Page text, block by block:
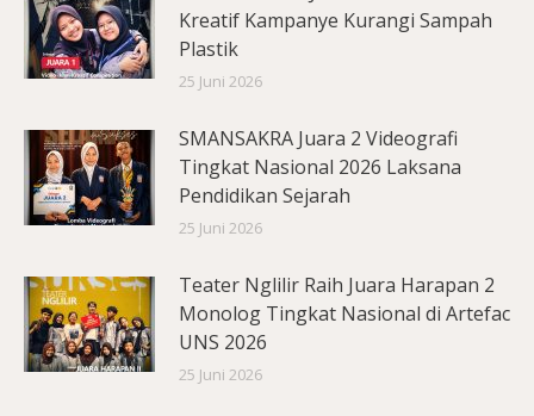
Kreatif Kampanye Kurangi Sampah
Plastik
25 Juni 2026
SMANSAKRA Juara 2 Videografi
Tingkat Nasional 2026 Laksana
Pendidikan Sejarah
25 Juni 2026
Teater Nglilir Raih Juara Harapan 2
Monolog Tingkat Nasional di Artefac
UNS 2026
25 Juni 2026